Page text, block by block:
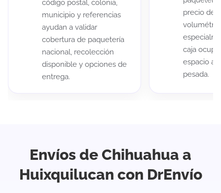
código postal, colonia,
municipio y referencias
ayudan a validar
cobertura de paquetería
nacional, recolección
disponible y opciones de
entrega.
precio de
caja
espacio
pesada.
Envíos de Chihuahua a
Huixquilucan con DrEnvío